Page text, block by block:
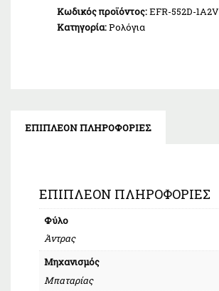
1A2VUEF
ποσότητα
Κωδικός προϊόντος:EFR-552D-
Κατηγορία:Ρολόγια
ΕΠΙΠΛΈΟΝ ΠΛΗΡΟΦΟΡΊΕΣ
ΕΠΙΠΛΈΟΝ ΠΛΗΡΟΦΟΡΊΕΣ
Φύλο
Άντρας
Μηχανισμός
Μπαταρίας